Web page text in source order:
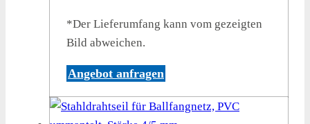
*Der Lieferumfang kann vom gezeigten
Bild abweichen.
Angebot anfragen